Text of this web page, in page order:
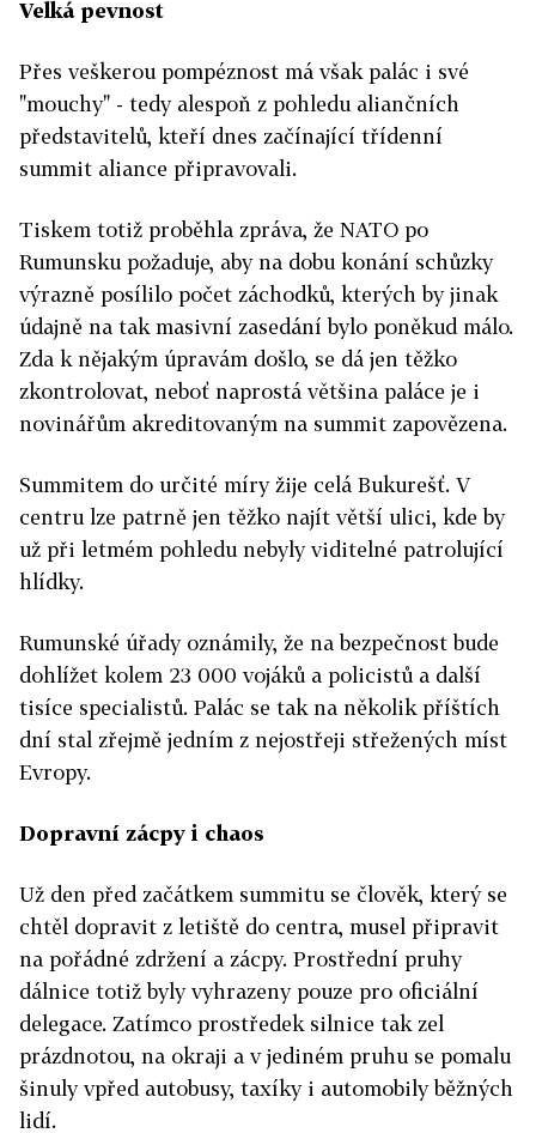
Velká pevnost
Přes veškerou pompéznost má však palác i své
"mouchy" - tedy alespoň z pohledu aliančních
představitelů, kteří dnes začínající třídenní
summit aliance připravovali.
Tiskem totiž proběhla zpráva, že NATO po
Rumunsku požaduje, aby na dobu konání schůzky
výrazně posílilo počet záchodků, kterých by jinak
údajně na tak masivní zasedání bylo poněkud málo.
Zda k nějakým úpravám došlo, se dá jen těžko
zkontrolovat, neboť naprostá většina paláce je i
novinářům akreditovaným na summit zapovězena.
Summitem do určité míry žije celá Bukurešť. V
centru lze patrně jen těžko najít větší ulici, kde by
už při letmém pohledu nebyly viditelné patrolující
hlídky.
Rumunské úřady oznámily, že na bezpečnost bude
dohlížet kolem 23 000 vojáků a policistů a další
tisíce specialistů. Palác se tak na několik příštích
dní stal zřejmě jedním z nejostřeji střežených míst
Evropy.
Dopravní zácpy i chaos
Už den před začátkem summitu se člověk, který se
chtěl dopravit z letiště do centra, musel připravit
na pořádné zdržení a zácpy. Prostřední pruhy
dálnice totiž byly vyhrazeny pouze pro oficiální
delegace. Zatímco prostředek silnice tak zel
prázdnotou, na okraji a v jediném pruhu se pomalu
šinuly vpřed autobusy, taxíky i automobily běžných
lidí.